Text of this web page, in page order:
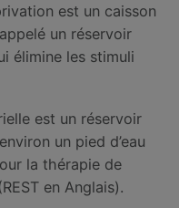
est un caisson
un réservoir
élimine les stimuli
est un réservoir
un pied d’eau
la thérapie de
en Anglais).